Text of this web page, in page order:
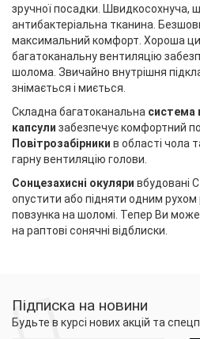
зручної посадки. Швидкосохнуча,
антибактеріальна тканина.
максимальний комфорт. Хороша
багатоканальну вентиляцію
шолома. Звичайно внутрішня
знімається і миється.
Складна багатоканальна система
капсули забезпечує комфортний
Повітрозабірники в області чола
гарну вентиляцію голови.
Сонцезахисні окуляри вбудовані
опустити або підняти одним
повзунка на шоломі. Тепер Ви
на раптові сонячні відблиски.
Підписка на новини
Будьте в курсі нових акцій та